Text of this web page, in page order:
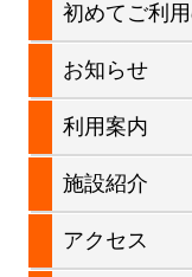
ョ
ン
サ
イ
ド
バ
初めてご利
お知らせ
利用案内
施設紹介
アクセス